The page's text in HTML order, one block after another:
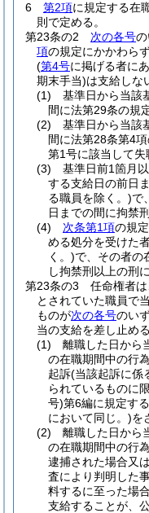
6
第2項に規定する在
則で定める。
第23条の2
次の各号の
項の規定にかかわらず
(第4号に掲げる者に
期末手当)は支給しな
(1)
基準日から当該
間に法第29条の規
(2)
基準日から当該
間に法第28条第4
第1号に該当して
(3)
基準日前1箇月
する支給日の前日
る職員を除く。)で
日までの間に拘禁
(4)
次条第1項の規
める処分を受けた
く。)で、その者の
し拘禁刑以上の刑
第23条の3
任命権者
とされていた職員で
ものが次の各号のい
当の支給を差し止め
(1)
離職した日から
の在職期間中の行
起訴(当該起訴に係
られているものに
号)第6編に規定す
において同じ。)を
(2)
離職した日から
の在職期間中の行
逮捕された場合又
査により判明した
料するに至った場
支給することが、